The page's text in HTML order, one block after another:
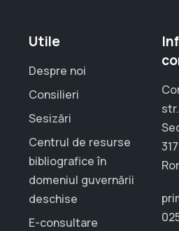
Utile
Despre noi
Consilieri
Sesizări
Centrul de resurse
bibliografice în
domeniul guvernării
deschise
E-consultare